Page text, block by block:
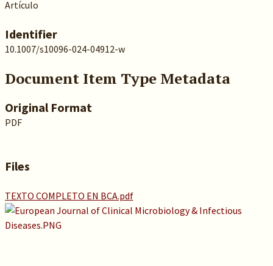
Artículo
Identifier
10.1007/s10096-024-04912-w
Document Item Type Metadata
Original Format
PDF
Files
TEXTO COMPLETO EN BCA.pdf